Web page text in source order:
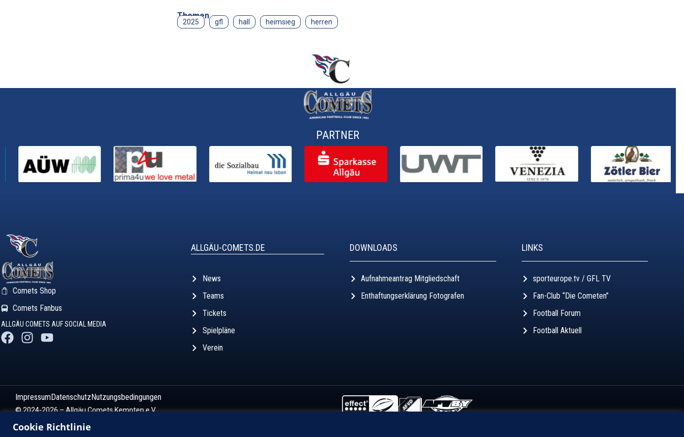
Cookie Richtlinie
Themen
2025 gfl hall heimsieg herren
PARTNER
Comets Shop
Comets Fanbus
ALLGÄU COMETS AUF SOCIAL MEDIA
ALLGÄU-COMETS.DE
News
Teams
Tickets
Spielpläne
Verein
DOWNLOADS
Aufnahmeantrag Mitgliedschaft
Enthaftungserklärung Fotografen
LINKS
sporteurope.tv / GFL TV
Fan-Club “Die Cometen”
Football Forum
Football Aktuell
ImpressumDatenschutzNutzungsbedingungen
© 2024-2026 – Allgäu Comets Kempten e.V.